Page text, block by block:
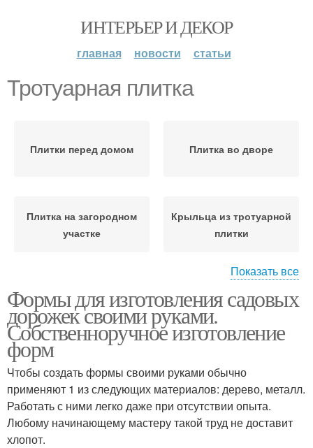
ИНТЕРЬЕР И ДЕКОР
главная новости статьи
Тротуарная плитка
Плитки перед домом Плитка во дворе
Плитка на загородном
участке
Крыльца из тротуарной
плитки
тротуарной плитки
Плитки в гараже
Резиновая плитка Плитки для гаража
Показать все
Формы для изготовления садовых
дорожек своими руками.
Собственноручное изготовление
форм
Чтобы создать формы своими руками обычно
применяют 1 из следующих материалов: дерево, металл.
Работать с ними легко даже при отсутствии опыта.
Любому начинающему мастеру такой труд не доставит
хлопот.